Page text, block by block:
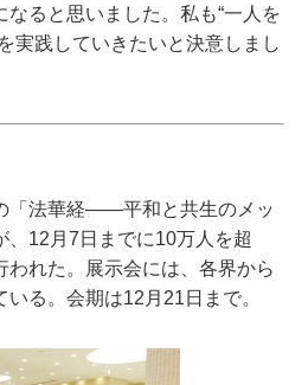
なると思いました。私も“一人を
実践していきたいと決意しまし
「法華経――平和と共生のメッ
、12月7日までに10万人を超
われた。展示会には、各界から
る。会期は12月21日まで。